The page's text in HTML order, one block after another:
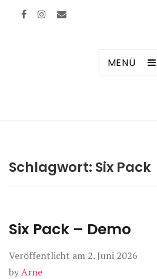
MENÜ
Schlagwort: Six Pack
Six Pack – Demo
Veröffentlicht am 2. Juni 2026
byArne